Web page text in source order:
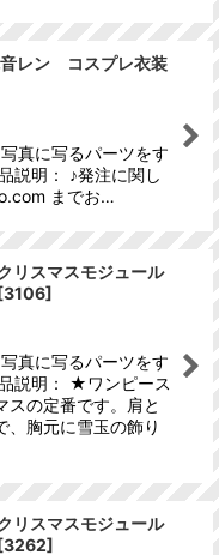
レン コスプレ衣装
真に写るパーツをす
説明： ♪発注に関し
までお…
リスマスモジュール
3106]
真に写るパーツをす
説明： ★ワンピース
スの定番です。肩と
、胸元に雪玉の飾り
リスマスモジュール
3262]